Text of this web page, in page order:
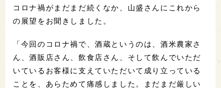
コロナ禍がまだまだ続くなか、山盛さんにこれから
の展望をお聞きしました。
「今回のコロナ禍で、酒蔵というのは、酒米農家さ
ん、酒販店さん、飲食店さん、そして飲んでいただ
いているお客様に支えていただいて成り立っている
ことを、あらためて痛感しました。まだまだ厳しい